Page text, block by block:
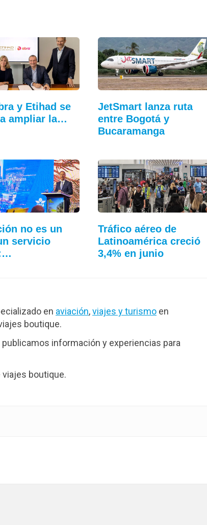
y Etihad se
ampliar la…
JetSmart lanza ruta
entre Bogotá y
Bucaramanga
no es un
servicio
Tráfico aéreo de
Latinoamérica creció
3,4% en junio
en aviación,viajes y turismo en
boutique.
publicamos información y experiencias para
boutique.